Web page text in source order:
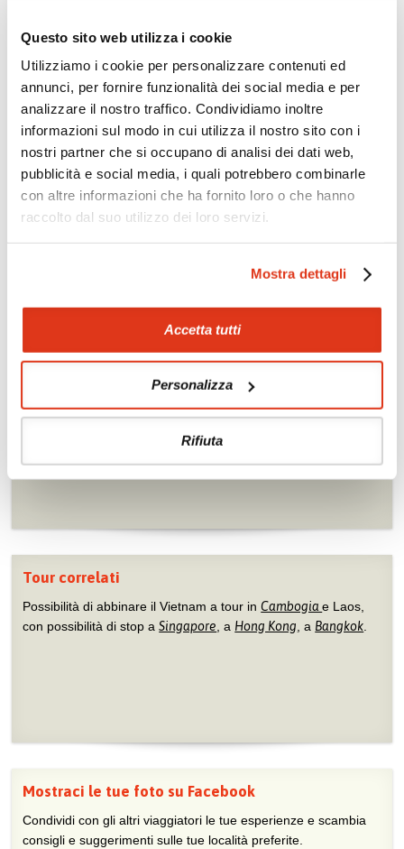
Questo sito web utilizza i cookie
Utilizziamo i cookie per personalizzare contenuti ed
annunci, per fornire funzionalità dei social media e per
analizzare il nostro traffico. Condividiamo inoltre
informazioni sul modo in cui utilizza il nostro sito con i
nostri partner che si occupano di analisi dei dati web,
pubblicità e social media, i quali potrebbero combinarle
con altre informazioni che ha fornito loro o che hanno
raccolto dal suo utilizzo dei loro servizi.
Mostra dettagli
Accetta tutti
Personalizza
Rifiuta
Offerte
Quotazioni di alcune proposte di viaggio, modificabili su
richiesta
Scopri i prezzi »
Da non perdere in Vietnam
Cooking class
Halong
etnoturismo a Sapa
Golf
Tour correlati
Possibilità di abbinare il Vietnam a tour inCambogiae Laos,
con possibilità di stop aSingapore , a Hong Kong , a Bangkok
Mostraci le tue foto su Facebook
Condividi con gli altri viaggiatori le tue esperienze e scambia
consigli e suggerimenti sulle tue località preferite.